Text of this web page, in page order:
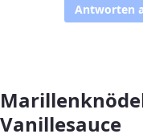
Antworten
Vanillesauce